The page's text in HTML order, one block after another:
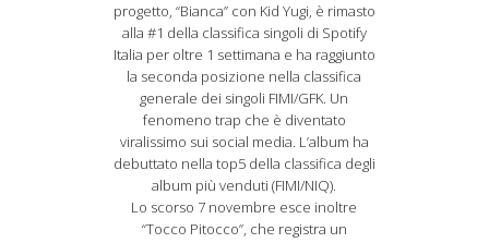
progetto, “Bianca” con Kid Yugi, è rimasto
alla #1 della classifica singoli di Spotify
Italia per oltre 1 settimana e ha raggiunto
la seconda posizione nella classifica
generale dei singoli FIMI/GFK. Un
fenomeno trap che è diventato
viralissimo sui social media. L’album ha
debuttato nella top5 della classifica degli
album più venduti (FIMI/NIQ).
Lo scorso 7 novembre esce inoltre
“Tocco Pitocco”, che registra un